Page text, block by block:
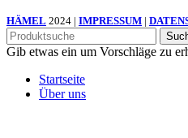
HÄMEL 2024 | IMPRESSUM |
Gib etwas ein um Vorschläge zu
Startseite
Über uns